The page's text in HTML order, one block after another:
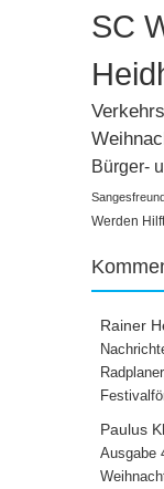
SC
Bürger-
Werden Hilft
Rainer
Paulus
Ausgabe